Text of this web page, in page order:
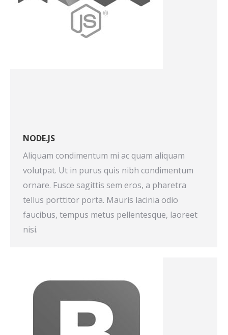
NODE.JS
Aliquam condimentum mi ac quam aliquam
volutpat. Ut in purus quis nibh condimentum
ornare. Fusce sagittis sem eros, a pharetra
tellus porttitor porta. Mauris lacinia odio
faucibus, tempus metus pellentesque, laoreet
nisi.